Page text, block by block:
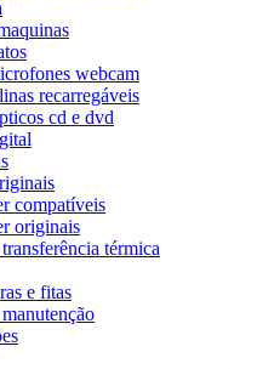
webcam
recarregáveis
cd e dvd
compatíveis
originais
térmica
e fitas